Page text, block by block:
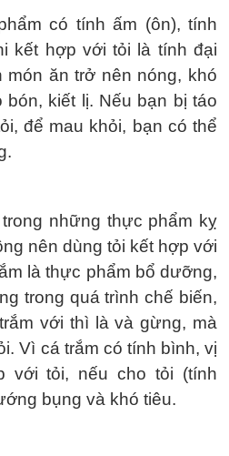
có tính ấm (ôn), tính
kết hợp với tỏi là tính đại
món ăn trở nên nóng, khó
kiết lị. Nếu bạn bị táo
để mau khỏi, bạn có thể
những thực phẩm kỵ
nên dùng tỏi kết hợp với
là thực phẩm bổ dưỡng,
trong quá trình chế biến,
với thì là và gừng, mà
Vì cá trắm có tính bình, vị
với tỏi, nếu cho tỏi (tính
bụng và khó tiêu.